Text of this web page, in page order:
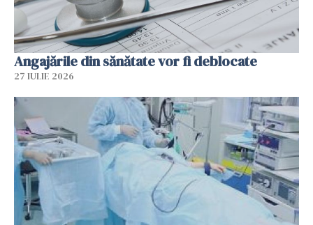
Angajările din sănătate vor fi deblocate
27 IULIE 2026